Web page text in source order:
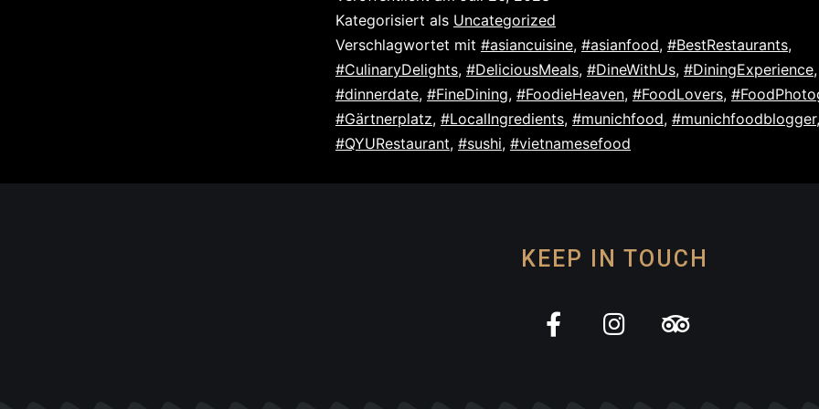
Kategorisiert als Uncategorized
Verschlagwortet mit #asiancuisine, #asianfood, #BestRestaurants,
#CulinaryDelights, #DeliciousMeals, #DineWithUs, #DiningExperience,
#dinnerdate, #FineDining, #FoodieHeaven, #FoodLovers,
#Gärtnerplatz, #LocalIngredients, #munichfood, #munichfoodblogger,
#QYURestaurant, #sushi, #vietnamesefood
KEEP IN TOUCH